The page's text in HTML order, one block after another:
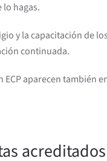
lo hagas.
y la capacitación de
continuada.
aparecen también